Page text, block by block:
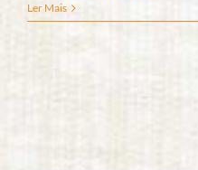
Ler Mais